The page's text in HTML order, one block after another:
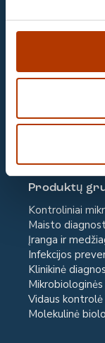
09117 Vilnius
Email
Privacy Notice
Produktų
Kontroliniai
Maisto
Įranga ir
Infekcijos
Klinikinė
Vidaus kontrolė
Molekulinė